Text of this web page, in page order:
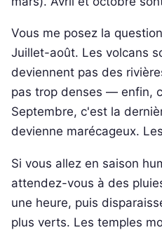
Vous me posez la
Juillet-août. Les volcans
deviennent pas des
pas trop denses — enfin,
Septembre, c'est la
devienne marécageux.
Si vous allez en saison
attendez-vous à des
une heure, puis
plus verts. Les temples